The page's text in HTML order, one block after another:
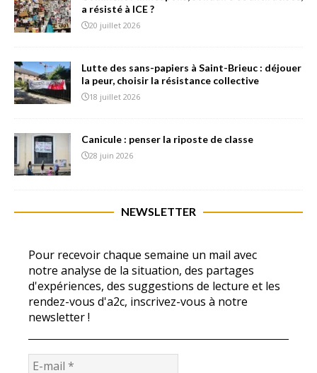
a résisté à ICE ?
20 juillet 2026
Lutte des sans-papiers à Saint-Brieuc : déjouer
la peur, choisir la résistance collective
18 juillet 2026
Canicule : penser la riposte de classe
28 juin 2026
NEWSLETTER
Pour recevoir chaque semaine un mail avec
notre analyse de la situation, des partages
d'expériences, des suggestions de lecture et les
rendez-vous d'a2c, inscrivez-vous à notre
newsletter !